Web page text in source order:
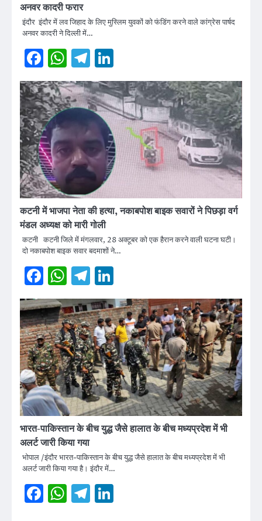
अनवर कादरी फरार
इंदौर इंदौर में लव जिहाद के लिए मुस्लिम युवकों को फंडिंग करने वाले कांग्रेस पार्षद
अनवर कादरी ने दिल्ली में…
Facebook
WhatsApp
Telegram
कटनी में भाजपा नेता की हत्या, नकाबपोश बाइक सवारों ने पिछड़ा वर्ग
मंडल अध्यक्ष को मारी गोली
कटनी कटनी जिले में मंगलवार, 28 अक्टूबर को एक हैरान करने वाली घटना घटी।
दो नकाबपोश बाइक सवार बदमाशों ने…
Facebook
WhatsApp
Telegram
भारत-पाकिस्तान के बीच युद्ध जैसे हालात के बीच मध्यप्रदेश में भी
अलर्ट जारी किया गया
भोपाल /इंदौर भारत-पाकिस्तान के बीच युद्ध जैसे हालात के बीच मध्यप्रदेश में भी
अलर्ट जारी किया गया है। इंदौर में…
Facebook
WhatsApp
Telegram